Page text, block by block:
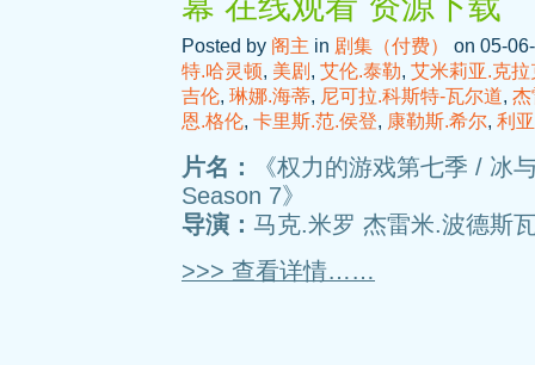
Posted by 阁主 in 剧集（付费）
on 05-
特.哈灵顿, 美剧 , 艾伦.泰勒, 艾米莉亚.克拉
吉伦, 琳娜.海蒂, 尼可拉.科斯特-瓦尔道, 杰
恩.格伦, 卡里斯.范.侯登, 康勒斯.希尔, 利
片名：
《权力的游戏第七季 / 冰
Season 7》
导演： 马克.米罗 杰雷米.波德
>>> 查看详情……